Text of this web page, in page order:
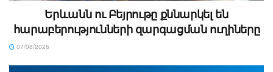
Երևանն ու Բեյրութը քննարկել են
հարաբերությունների զարգացման ուղիները
07/08/2026